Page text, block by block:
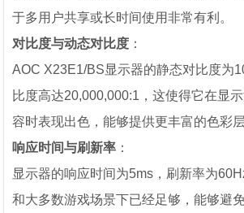
于多用户共享或长时间使用非常有利。
对比度与动态对比度 ：
AOC X23E1/BS显示器的静态对比度为
比度高达20,000,000:1，这使得它在显
容时表现出色，能够提供更丰富的色彩
响应时间与刷新率 ：
显示器的响应时间为5ms，刷新率为
和大多数游戏场景下已经足够，能够避